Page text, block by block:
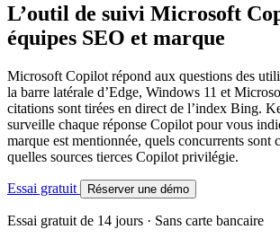
L’outil de suivi Microsoft
équipes SEO et marque
Microsoft Copilot répond aux questions des
la barre latérale d’Edge, Windows 11 et
citations sont tirées en direct de l’index Bing.
surveille chaque réponse Copilot pour vous
marque est mentionnée, quels concurrents sont
quelles sources tierces Copilot privilégie.
Essai gratuit Réserver une démo
Essai gratuit de 14 jours · Sans carte bancaire